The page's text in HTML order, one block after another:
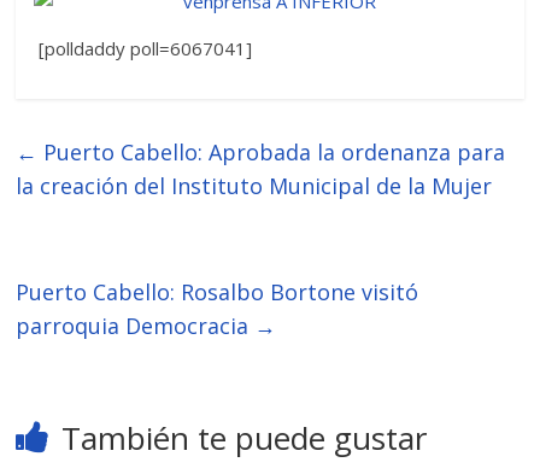
[polldaddy poll=6067041]
← Puerto Cabello: Aprobada la ordenanza para
la creación del Instituto Municipal de la Mujer
Puerto Cabello: Rosalbo Bortone visitó
parroquia Democracia →
También te puede gustar